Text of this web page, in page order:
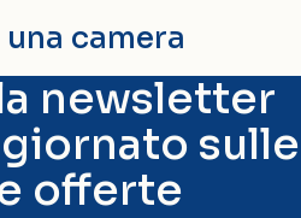
camera
newsletter
sulle
offerte